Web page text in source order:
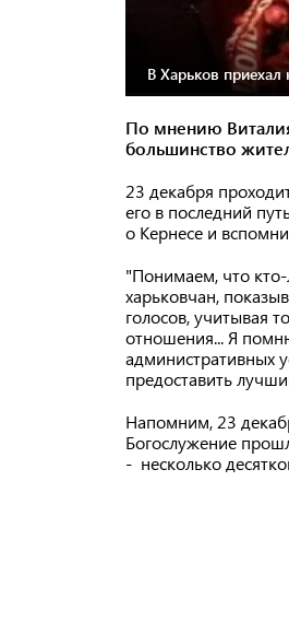
В Харьков приехал
По мнению
большинство
23 декабря
его в последний
о Кернесе и
"Понимаем, что
харьковчан,
голосов, учитывая
отношения... Я
административных
предоставить
Напомним, 23
Богослужение
- несколько